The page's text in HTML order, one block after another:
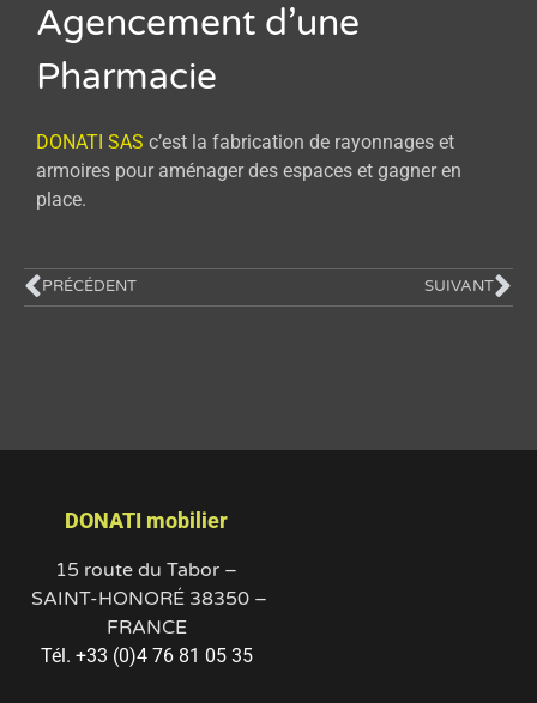
Agencement d’une
Pharmacie
DONATI SAS c’est la fabrication de rayonnages et
armoires pour aménager des espaces et gagner en
place.
PRÉCÉDENT SUIVANT
DONATI mobilier
15 route du Tabor –
SAINT-HONORÉ 38350 –
FRANCE
Tél. +33 (0)4 76 81 05 35